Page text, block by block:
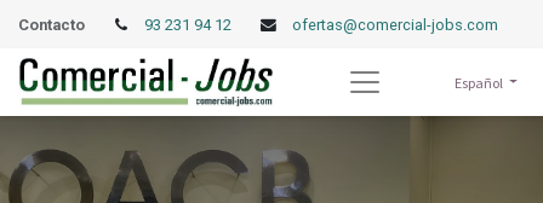
Contacto 93 231 94 12 ofertas@comercial-jobs.com
Español